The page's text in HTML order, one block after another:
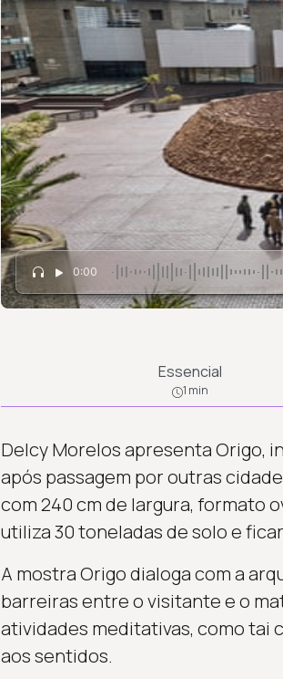
0:00
Essencial
1 min
Delcy Morelos apresenta Origo,
após passagem por outras
com 240 cm de largura, formato
utiliza 30 toneladas de solo e
A mostra Origo dialoga com a
barreiras entre o visitante e o
atividades meditativas, como tai
aos sentidos.